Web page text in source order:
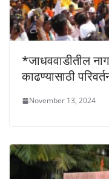
*जाधववाडीतील
काढण्यासाठी
November 13, 2024